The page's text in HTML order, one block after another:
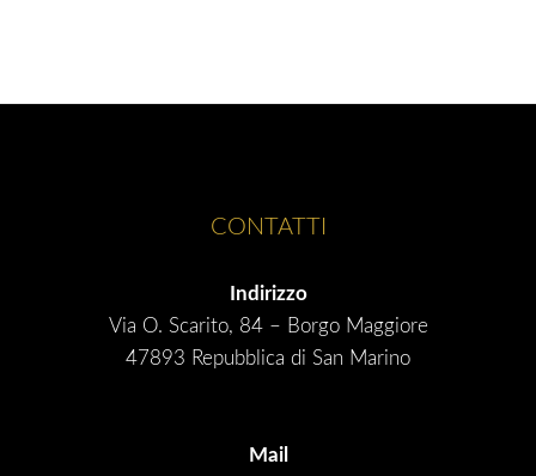
CONTATTI
Indirizzo
Via O. Scarito, 84 – Borgo Maggiore
47893 Repubblica di San Marino
Mail